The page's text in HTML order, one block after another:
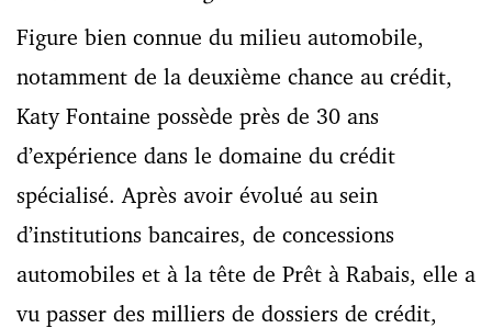
Figure bien connue du milieu automobile,
notamment de la deuxième chance au crédit,
Katy Fontaine possède près de 30 ans
d’expérience dans le domaine du crédit
spécialisé. Après avoir évolué au sein
d’institutions bancaires, de concessions
automobiles et à la tête de Prêt à Rabais, elle a
vu passer des milliers de dossiers de crédit,